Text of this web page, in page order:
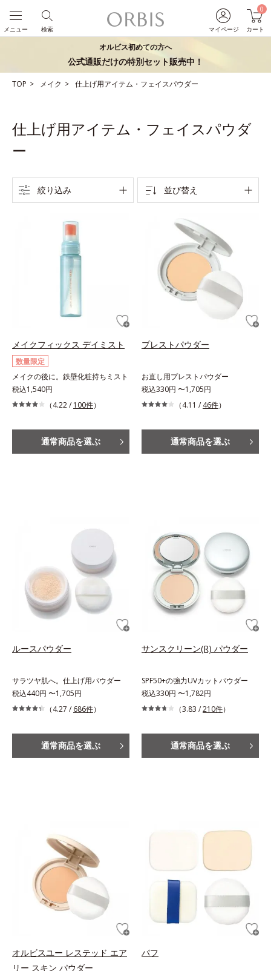
マイページ
0
カート
検索
メニュー
オルビス初めての方へ
公式通販だけの特別セット販売中！
TOP メイク 仕上げ用アイテム・フェイスパウダー
仕上げ用アイテム・フェイスパウダ
ー
絞り込み 並び替え
メイクフィックス デイミスト
数量限定
メイクの後に。鉄壁化粧持ちミスト
税込1,540円
（4.22 / 100件）
通常商品を選ぶ
プレストパウダー
お直し用プレストパウダー
税込330円 〜1,705円
（4.11 / 46件）
通常商品を選ぶ
ルースパウダー
サラツヤ肌へ。仕上げ用パウダー
税込440円 〜1,705円
（4.27 / 686件）
通常商品を選ぶ
サンスクリーン(R) パウダー
SPF50+の強力UVカットパウダー
税込330円 〜1,782円
（3.83 /210件）
通常商品を選ぶ
オルビスユー レステッド エア
リー スキン パウダー
パフ